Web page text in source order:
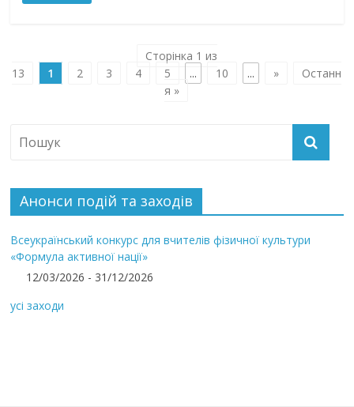
Сторінка 1 из
13
1 2 3 4 5 ... 10 ... »
Останн
я »
Анонси подій та заходів
Всеукраїнський конкурс для вчителів фізичної культури
«Формула активної нації»
12/03/2026 - 31/12/2026
усі заходи